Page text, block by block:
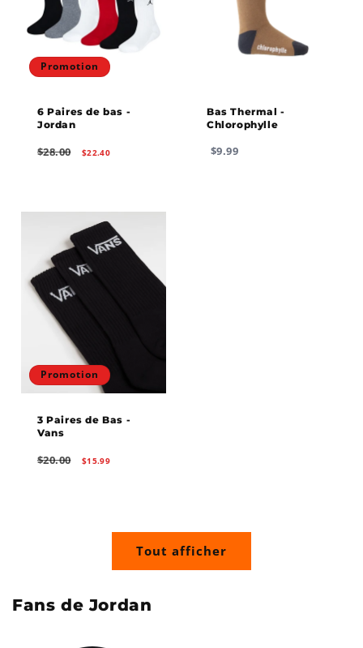
Promotion
6 Paires de bas -
Jordan
Prix
$28.00
Prix
$22.40
Bas Thermal -
Chlorophylle
Prix
$9.99
Promotion
3 Paires de Bas -
Vans
Prix
$20.00
Prix
promotionnel
$15.99
Tout afficher
Fans de Jordan